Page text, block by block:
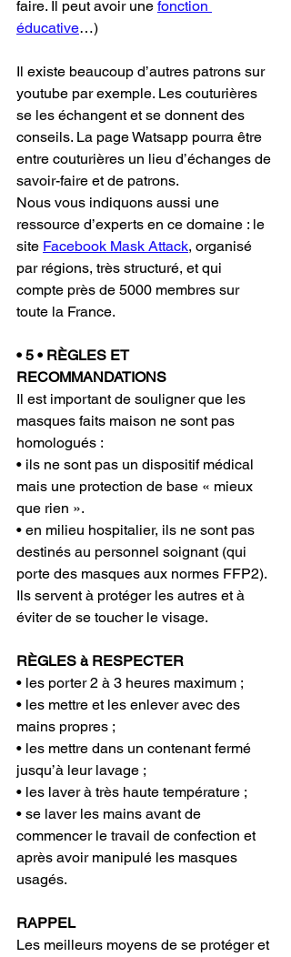
faire. Il peut avoir une fonction
éducative…)
Il existe beaucoup d’autres patrons sur
youtube par exemple. Les couturières
se les échangent et se donnent des
conseils. La page Watsapp pourra être
entre couturières un lieu d’échanges de
savoir-faire et de patrons.
Nous vous indiquons aussi une
ressource d’experts en ce domaine : le
site Facebook Mask Attack, organisé
par régions, très structuré, et qui
compte près de 5000 membres sur
toute la France.
• 5 • RÈGLES ET
RECOMMANDATIONS
Il est important de souligner que les
masques faits maison ne sont pas
homologués :
• ils ne sont pas un dispositif médical
mais une protection de base « mieux
que rien ».
• en milieu hospitalier, ils ne sont pas
destinés au personnel soignant (qui
porte des masques aux normes FFP2).
Ils servent à protéger les autres et à
éviter de se toucher le visage.
RÈGLES à RESPECTER
• les porter 2 à 3 heures maximum ;
• les mettre et les enlever avec des
mains propres ;
• les mettre dans un contenant fermé
jusqu’à leur lavage ;
• les laver à très haute température ;
• se laver les mains avant de
commencer le travail de confection et
après avoir manipulé les masques
usagés.
RAPPEL
Les meilleurs moyens de se protéger et